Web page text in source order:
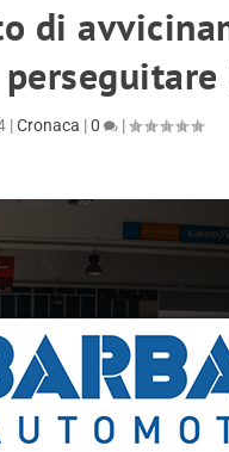
di
|Cronaca |0 |